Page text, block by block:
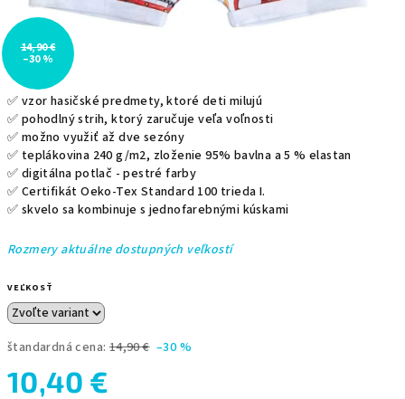
✅ vzor hasičské predmety, ktoré deti milujú
✅ pohodlný strih, ktorý zaručuje veľa voľnosti
✅ možno využiť až dve sezóny
✅ teplákovina 240 g/m2, zloženie95% bavlna a 5 % elastan
✅ digitálna potlač - pestré farby
✅ Certifikát Oeko-Tex Standard 100 trieda I.
✅ skvelo sa kombinuje s jednofarebnými kúskami
Rozmery aktuálne dostupných veľkostí
VEĽKOSŤ
štandardná cena: 14,90 € –30 %
10,40 €
14,90 €
–30 %